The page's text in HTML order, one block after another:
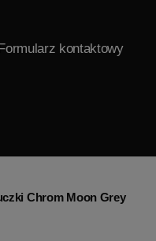
kontaktowy
Chrom Moon Grey